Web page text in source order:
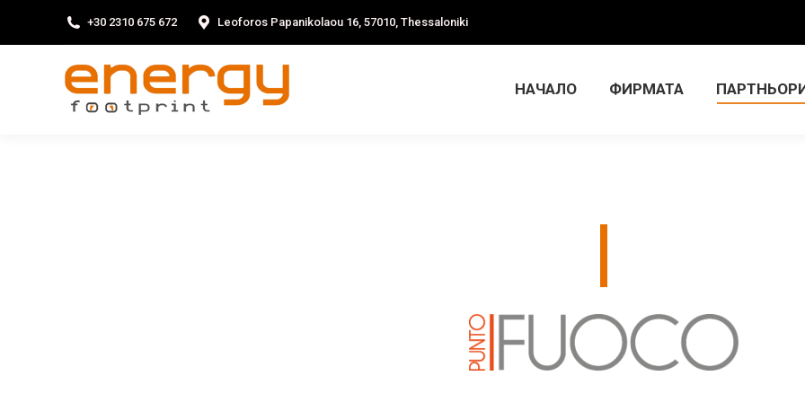
+30 2310 675 672 Leoforos Papanikolaou 16, 57010, Thessaloniki
НАЧАЛО ФИРМАТА
НАЧАЛО